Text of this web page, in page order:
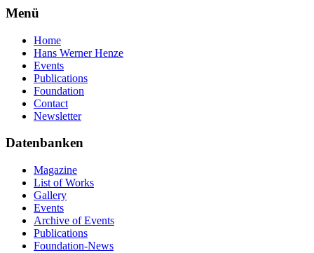
Menü
Home
Hans Werner Henze
Events
Publications
Foundation
Contact
Newsletter
Datenbanken
Magazine
List of Works
Gallery
Events
Archive of Events
Publications
Foundation-News